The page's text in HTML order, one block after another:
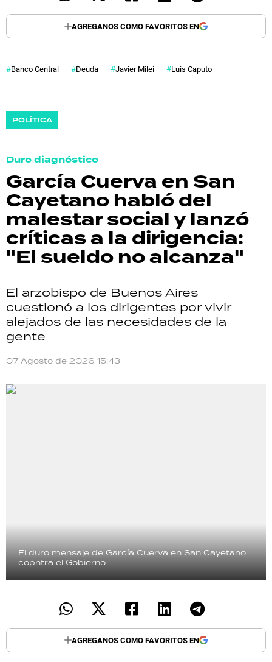
AGREGANOS COMO FAVORITOS EN
Banco Central Deuda Javier Milei Luis Caputo
POLÍTICA
Duro diagnóstico
García Cuerva en San
Cayetano habló del
malestar social y lanzó
críticas a la dirigencia:
"El sueldo no alcanza"
El arzobispo de Buenos Aires
cuestionó a los dirigentes por vivir
alejados de las necesidades de la
gente
07 Agosto de 2026 15:43
El duro mensaje de García Cuerva en San Cayetano
copntra el Gobierno
AGREGANOS COMO FAVORITOS EN